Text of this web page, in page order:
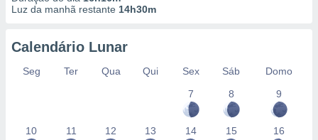
Luz da manhã restante 14h30m
Calendário Lunar
Seg Ter Qua Qui Sex Sáb
Domo
7
8 9
10 11 12 13 14 15 16